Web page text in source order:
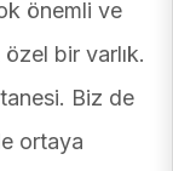
önemli ve
bir varlık.
Biz de
ortaya